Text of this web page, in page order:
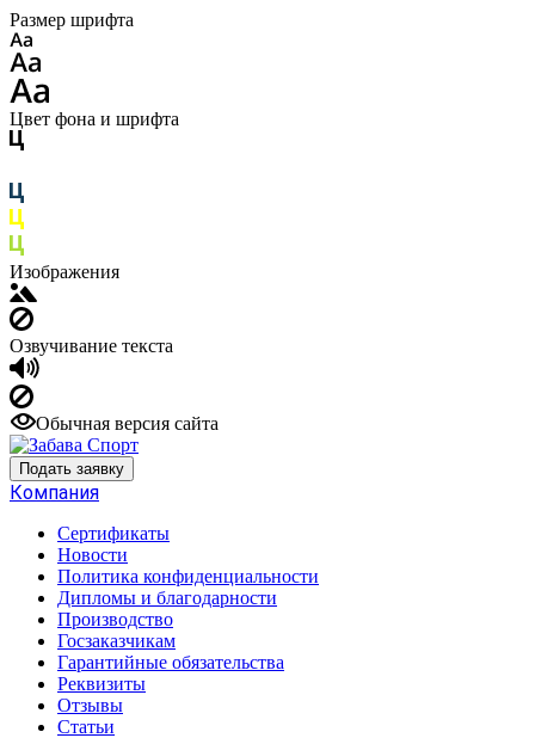
Размер шрифта
Цвет фона и шрифта
Изображения
Озвучивание текста
Обычная версия сайта
Подать заявку
Компания
Сертификаты
Новости
Политика конфиденциальности
Дипломы и благодарности
Производство
Госзаказчикам
Гарантийные обязательства
Реквизиты
Отзывы
Статьи